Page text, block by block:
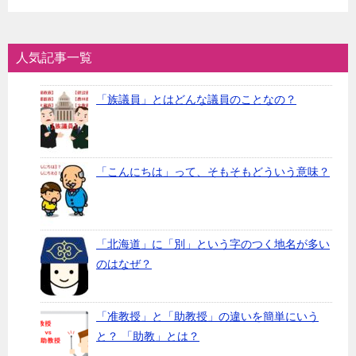
人気記事一覧
「族議員」とはどんな議員のことなの？
「こんにちは」って、そもそもどういう意味？
「北海道」に「別」という字のつく地名が多い
のはなぜ？
「准教授」と「助教授」の違いを簡単にいう
と？ 「助教」とは？